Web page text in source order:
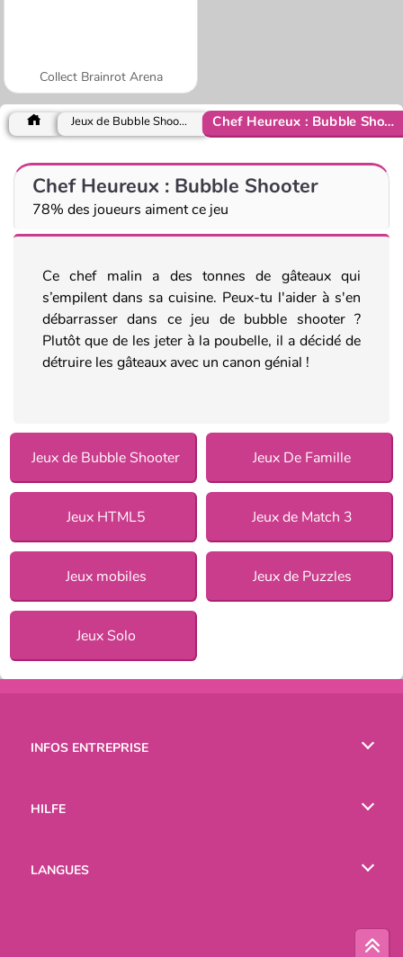
Collect Brainrot Arena
Jeux de Bubble Shooter Chef Heureux : Bubble Shooter
Chef Heureux : Bubble Shooter
78% des joueurs aiment ce jeu
Ce chef malin a des tonnes de gâteaux qui
s’empilent dans sa cuisine. Peux-tu l'aider à s'en
débarrasser dans ce jeu de bubble shooter ?
Plutôt que de les jeter à la poubelle, il a décidé de
détruire les gâteaux avec un canon génial !
Jeux de Bubble Shooter Jeux De Famille
Jeux HTML5 Jeux de Match 3
Jeux mobiles Jeux de Puzzles
Jeux Solo
INFOS ENTREPRISE
HILFE
LANGUES